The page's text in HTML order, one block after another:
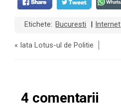
Etichete: Bucuresti Internet
« Iata Lotus-ul de Politie
4 comentarii